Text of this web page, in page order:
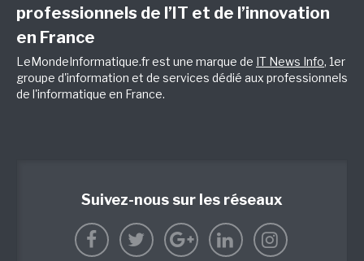
professionnels de l’IT et de l’innovation
en France
LeMondeInformatique.fr est une marque de IT News Info, 1er
groupe d'information et de services dédié aux professionnels
de l'informatique en France.
Suivez-nous sur les réseaux